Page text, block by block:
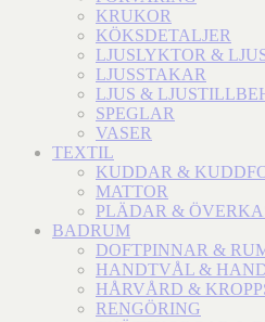
KRUKOR
KÖKSDETALJER
LJUSLYKTOR &
LJUSSTAKAR
LJUS &
SPEGLAR
VASER
TEXTIL
KUDDAR &
MATTOR
PLÄDAR &
BADRUM
DOFTPINNAR &
HANDTVÅL &
HÅRVÅRD &
RENGÖRING